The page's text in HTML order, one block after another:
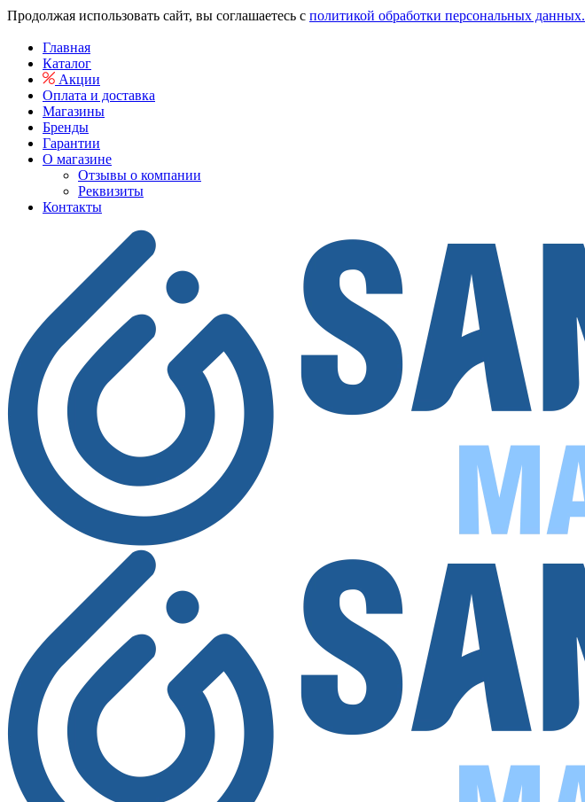
Продолжая использовать сайт, вы соглашаетесь с политикой обработки персональных данных.
Главная
Каталог
Акции
Оплата и доставка
Магазины
Бренды
Гарантии
О магазине
Отзывы о компании
Реквизиты
Контакты